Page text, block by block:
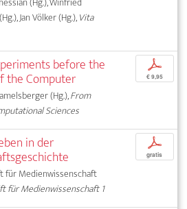
Jan Völker (Hg.),Vita
before the
the Computer
(Hg.),From
Sciences
p
€ 9,95
in der
für Medienwissenschaft
für Medienwissenschaft 1
p
gratis